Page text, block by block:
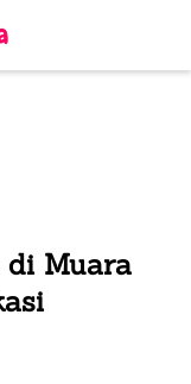
di Muara